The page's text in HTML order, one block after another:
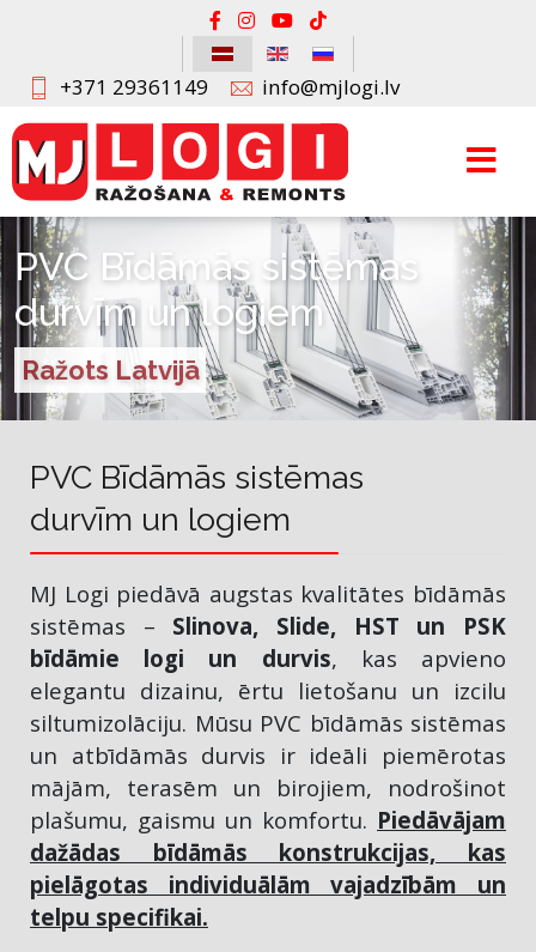
+371 29361149 info@mjlogi.lv
PVC Bīdāmās sistēmas
durvīm un logiem
Ražots Latvijā
PVC Bīdāmās sistēmas
durvīm un logiem
MJ Logi piedāvā augstas kvalitātes bīdāmās
sistēmas – Slinova, Slide, HST un PSK
bīdāmie logi un durvis, kas apvieno
elegantu dizainu, ērtu lietošanu un izcilu
siltumizolāciju. Mūsu PVC bīdāmās sistēmas
un atbīdāmās durvis ir ideāli piemērotas
mājām, terasēm un birojiem, nodrošinot
plašumu, gaismu un komfortu. Piedāvājam
dažādas bīdāmās konstrukcijas, kas
pielāgotas individuālām vajadzībām un
telpu specifikai.